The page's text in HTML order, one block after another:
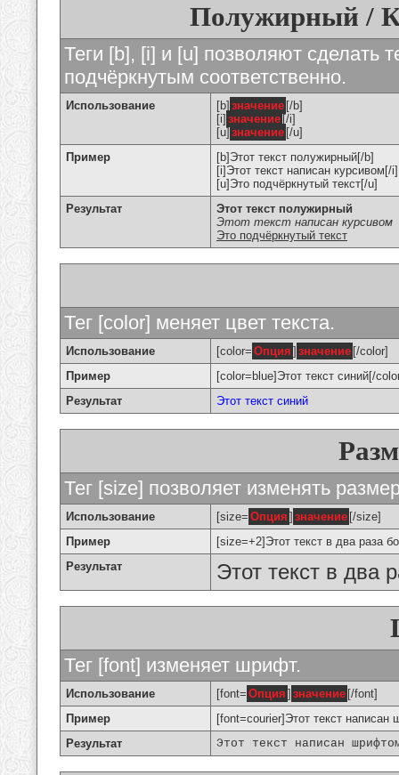
Полужирный /
Теги [b], [i] и [u] позволяют сделать
подчёркнутым соответственно.
Использование [b] значение [/b]
[i] значение [/i]
[u] значение [/u]
Пример
[b]Этот текст полужирный[/b]
[i]Этот текст написан курсивом[/i]
[u]Это подчёркнутый текст[/u]
Результат
Этот текст полужирный
Этот текст написан курсивом
Это подчёркнутый текст
Тег [color] меняет цвет текста.
Использование [color= Опция ] значение [/color]
Пример
[color=blue]Этот текст синий[/
Результат
Этот текст синий
Тег [size] позволяет изменять
Использование [size= Опция ] значение [/size]
Пример
[size=+2]Этот текст в два раза
Результат
Этот текст в два
Тег [font] изменяет шрифт.
Использование [font= Опция ] значение [/font]
Пример
[font=courier]Этот текст
Результат
Этот текст написан